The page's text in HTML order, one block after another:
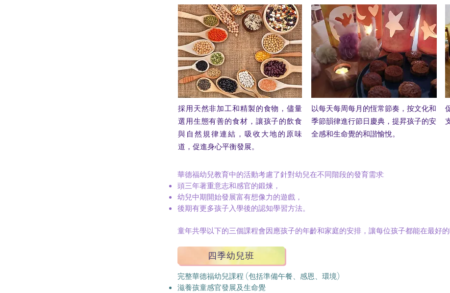
採用天然非加工和精製的食物，儘量
選用生態有善的食材，讓孩子的飲食
與自然規律連結，吸收大地的原味
道，促進身心平衡發展。
以每天每周每月的恆常節奏，按文化和
季節韻律進行節日慶典，提昇孩子的安
全感和生命覺的和諧愉悅。
華德福幼兒教育中的活動考慮了針對幼兒在不同階段的發育需求:
頭三年著重意志和感官的鍛煉，
幼兒中期開始發展富有想像力的遊戲，
後期有更多孩子入學後的認知學習方法。
童年共學以下的三個課程會因應孩子的年齡和家庭的安排，讓每位孩子都能在最好
四季幼兒班
完整華德福幼兒課程 (包括準備午餐、感恩、環境)
滋養孩童感官發展及生命覺